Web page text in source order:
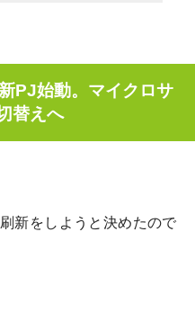
PJ始動。マイクロサ
替えへ
新をしようと決めたので